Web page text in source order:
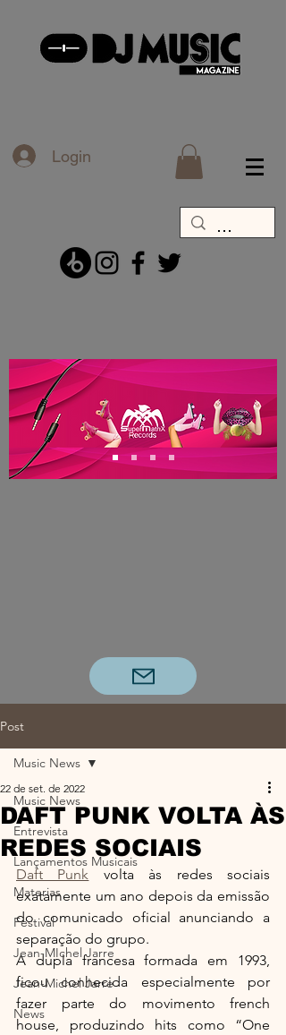
Login
Post
Music News
Entrevista
Lançamentos Musicais
Materias
Festival
Jean-MIchel Jarre
Jean-Michel Jarre
News
Music News
DAFT PUNK VOLTA ÀS
REDES SOCIAIS
22 de set. de 2022
Daft Punk volta às redes sociais
exatamente um ano depois da emissão
do comunicado oficial anunciando a
separação do grupo.
A dupla francesa formada em 1993,
ficou conhecida especialmente por
fazer parte do movimento french
house, produzindo hits como “One